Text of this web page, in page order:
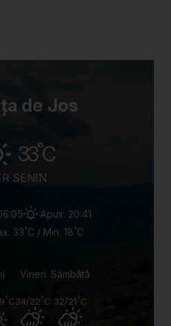
de Jos
33°C
SENIN
Apus: 20:41
33°C / Min: 18°C
°C
Vineri
34/22 °C
Sâmbătă
32/21 °C